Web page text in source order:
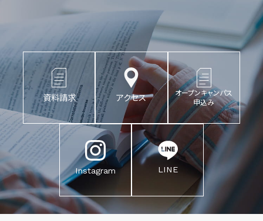
資料請求 アクセス
オープンキャンパス
申込み
Instagram LINE